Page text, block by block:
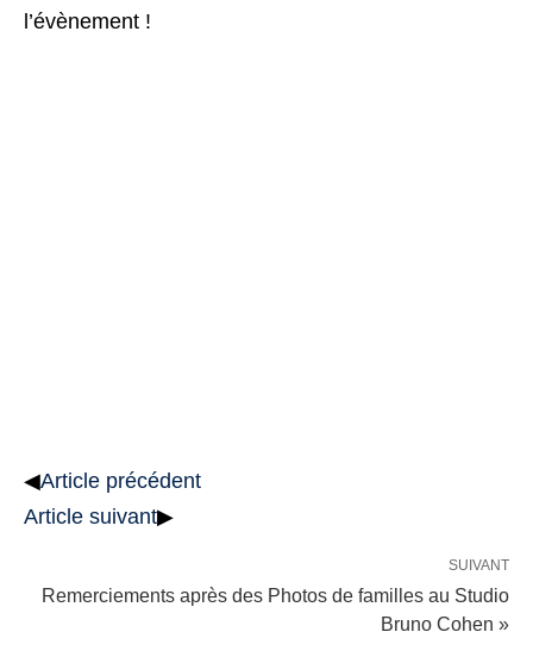
l’évènement !
◀Article précédent
Article suivant▶
SUIVANT
Remerciements après des Photos de familles au Studio
Bruno Cohen »